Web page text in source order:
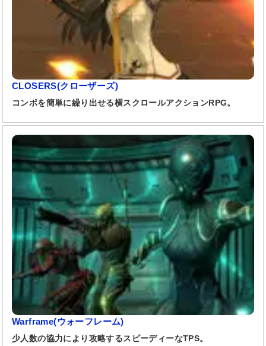
CLOSERS(クローザーズ)
コンボを簡単に繰り出せる横スクロールアクションRPG。
Warframe(ウォーフレーム)
少人数の協力により攻略するスピーディーなTPS。